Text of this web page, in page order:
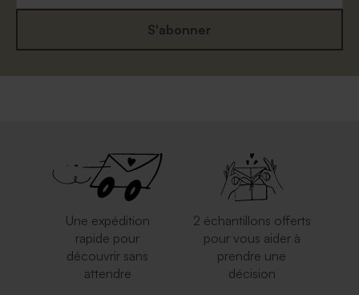
S'abonner
Une expédition
rapide pour
découvrir sans
attendre
2 échantillons offerts
pour vous aider à
prendre une
décision